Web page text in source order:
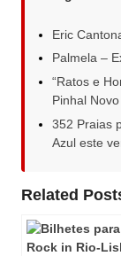
Eric
Palmela –
“Ratos e
Pinhal Novo
352 Praias
Azul este
Related